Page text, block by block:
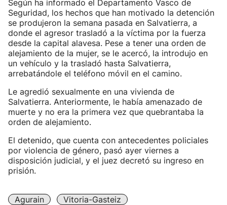
Según ha informado el Departamento Vasco de
Seguridad, los hechos que han motivado la detención
se produjeron la semana pasada en Salvatierra, a
donde el agresor trasladó a la víctima por la fuerza
desde la capital alavesa. Pese a tener una orden de
alejamiento de la mujer, se le acercó, la introdujo en
un vehículo y la trasladó hasta Salvatierra,
arrebatándole el teléfono móvil en el camino.
Le agredió sexualmente en una vivienda de
Salvatierra. Anteriormente, le había amenazado de
muerte y no era la primera vez que quebrantaba la
orden de alejamiento.
El detenido, que cuenta con antecedentes policiales
por violencia de género, pasó ayer viernes a
disposición judicial, y el juez decretó su ingreso en
prisión.
Agurain
Vitoria-Gasteiz